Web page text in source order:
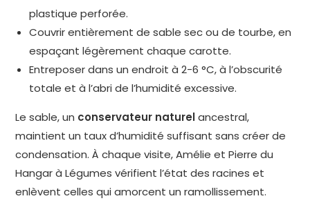
plastique perforée.
Couvrir entièrement de sable sec ou de tourbe, en
espaçant légèrement chaque carotte.
Entreposer dans un endroit à 2-6 °C, à l’obscurité
totale et à l’abri de l’humidité excessive.
Le sable, un conservateur naturelancestral,
maintient un taux d’humidité suffisant sans créer de
condensation. À chaque visite, Amélie et Pierre du
Hangar à Légumes vérifient l’état des racines et
enlèvent celles qui amorcent un ramollissement.